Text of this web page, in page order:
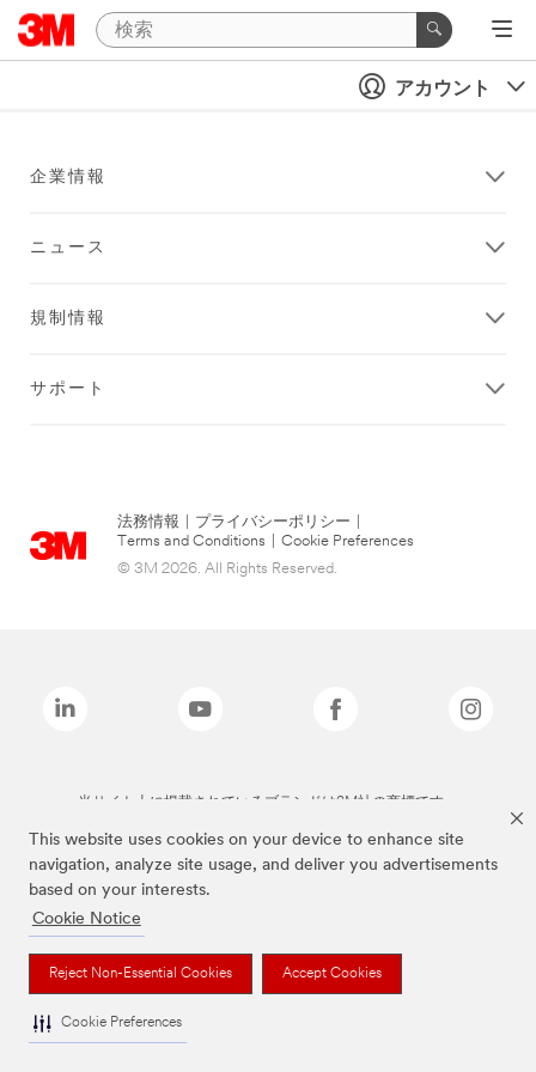
This website uses cookies on your device to enhance site
navigation, analyze site usage, and deliver you advertisements
based on your interests.
Cookie Notice
Reject Non-Essential Cookies Accept Cookies
Cookie Preferences
アカウント
企業情報
ニュース
規制情報
サポート
法務情報 プライバシーポリシー
Terms and Conditions
Cookie Preferences
© 3M 2026. All Rights Reserved.
当サイト上に掲載されているブランドは3M社の商標です。